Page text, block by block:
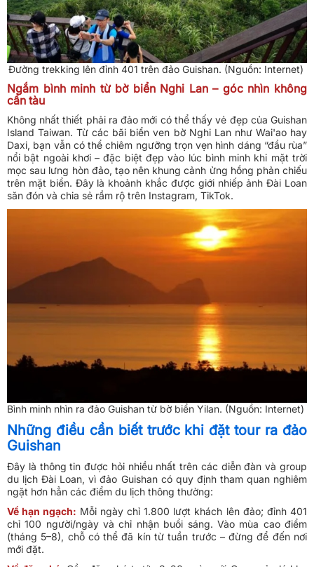
Đường trekking lên đỉnh 401 trên đảo Guishan. (Nguồn: Internet)
Ngắm bình minh từ bờ biển Nghi Lan – góc nhìn không
cần tàu
Không nhất thiết phải ra đảo mới có thể thấy vẻ đẹp của Guishan
Island Taiwan. Từ các bãi biển ven bờ Nghi Lan như Wai'ao hay
Daxi, bạn vẫn có thể chiêm ngưỡng trọn vẹn hình dáng “đầu rùa”
nổi bật ngoài khơi – đặc biệt đẹp vào lúc bình minh khi mặt trời
mọc sau lưng hòn đảo, tạo nên khung cảnh ửng hồng phản chiếu
trên mặt biển. Đây là khoảnh khắc được giới nhiếp ảnh Đài Loan
săn đón và chia sẻ rầm rộ trên Instagram, TikTok.
Bình minh nhìn ra đảo Guishan từ bờ biển Yilan. (Nguồn: Internet)
Những điều cần biết trước khi đặt tour ra đảo
Guishan
Đây là thông tin được hỏi nhiều nhất trên các diễn đàn và group
du lịch Đài Loan, vì đảo Guishan có quy định tham quan nghiêm
ngặt hơn hẳn các điểm du lịch thông thường:
Về hạn ngạch: Mỗi ngày chỉ 1.800 lượt khách lên đảo; đỉnh 401
chỉ 100 người/ngày và chỉ nhận buổi sáng. Vào mùa cao điểm
(tháng 5–8), chỗ có thể đã kín từ tuần trước – đừng để đến nơi
mới đặt.